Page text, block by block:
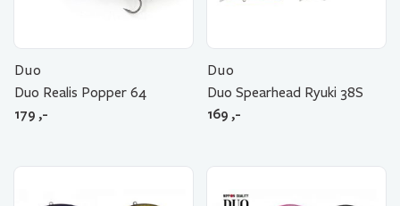
Duo
Duo Realis Popper 64
179 ,-
Duo
Duo Spearhead Ryuki 38S
169 ,-